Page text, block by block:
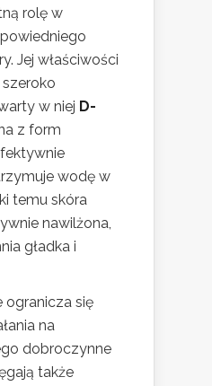
rolę w
Jej właściwości
w niej D-
z form
wodę w
temu skóra
nawilżona,
gładka i
ogranicza się
na
dobroczynne
także